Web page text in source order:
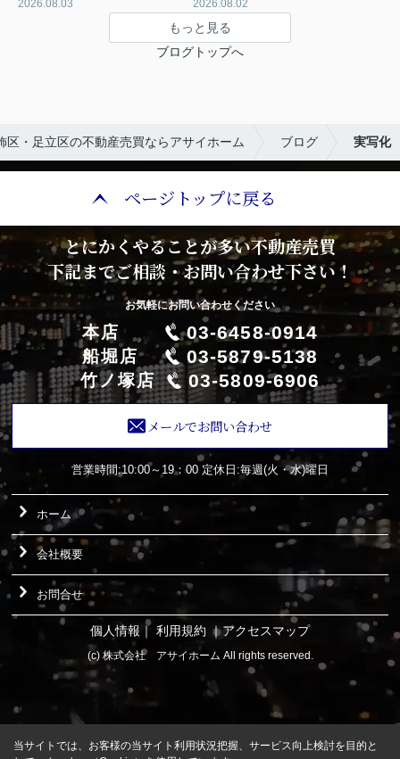
2026.08.03 2026.08.02
もっと見る
ブログトップへ
区・足立区の不動産売買ならアサイホーム ブログ 実写化
ページトップに戻る
とにかくやることが多い不動産売買
下記までご相談・お問い合わせ下さい！
お気軽にお問い合わせください
本店 03-6458-0914
船堀店 03-5879-5138
竹ノ塚店 03-5809-6906
メールでお問い合わせ
営業時間:10:00～19：00 定休日:毎週(火・水)曜日
ホーム
会社概要
お問合せ
個人情報 ｜ 利用規約 ｜アクセスマップ
(c) 株式会社 アサイホーム All rights reserved.
当サイトでは、お客様の当サイト利用状況把握、サービス向上検討を目的と